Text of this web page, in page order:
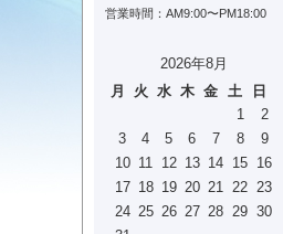
営業時間：AM9:00〜PM18:00
2026年8月
月
火 水 木 金 土
日
1
2
3
4 5 6 7 8
9
10 11 12 13 14 15 16
17 18 19 20 21 22 23
24 25 26 27 28 29 30